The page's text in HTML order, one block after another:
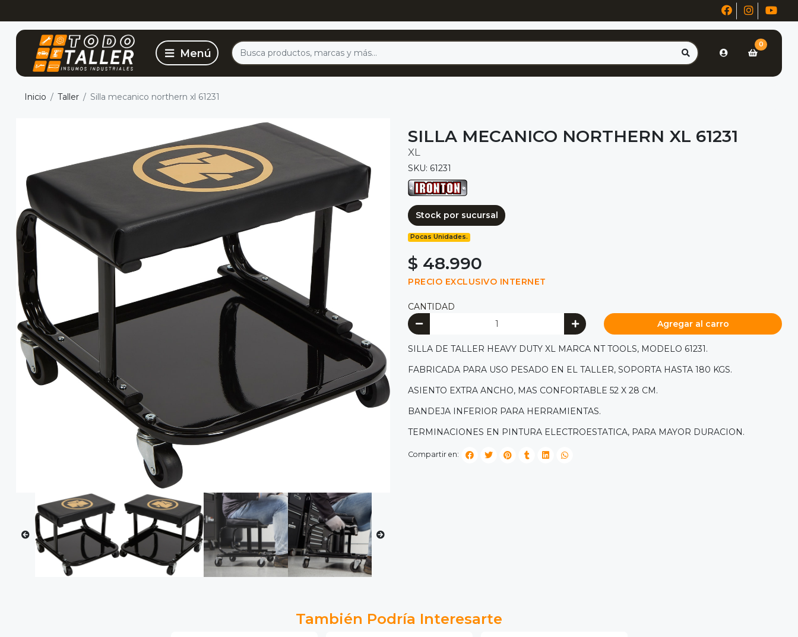
0
Inicio Taller Silla mecanico northern xl 61231
SILLA MECANICO NORTHERN XL 61231
XL
SKU: 61231
Stock por sucursal
Pocas Unidades.
$ 48.990
PRECIO EXCLUSIVO INTERNET
CANTIDAD
Agregar al carro
SILLA DE TALLER HEAVY DUTY XL MARCA NT TOOLS, MODELO 61231.
FABRICADA PARA USO PESADO EN EL TALLER, SOPORTA HASTA 180 KGS.
ASIENTO EXTRA ANCHO, MAS CONFORTABLE 52 X 28 CM.
BANDEJA INFERIOR PARA HERRAMIENTAS.
TERMINACIONES EN PINTURA ELECTROESTATICA, PARA MAYOR DURACION.
Compartir en:
También Podría Interesarte